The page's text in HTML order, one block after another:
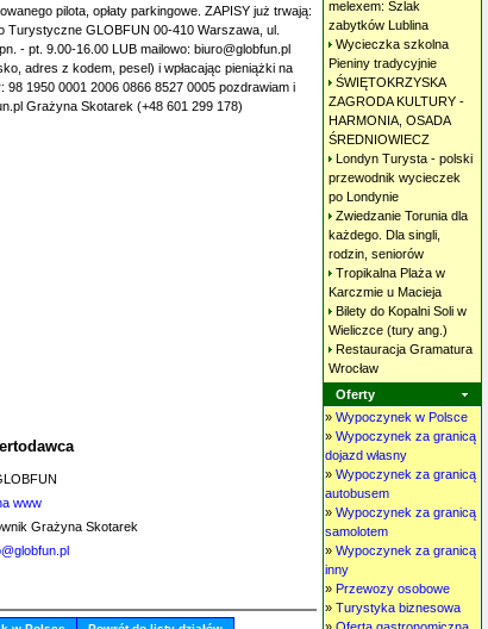
pilota, opłaty parkingowe. ZAPISY już trwają:
Turystyczne GLOBFUN 00-410 Warszawa, ul.
- pt. 9.00-16.00 LUB mailowo: biuro@globfun.pl
adres z kodem, pesel) i wpłacając pieniążki na
98 1950 0001 2006 0866 8527 0005 pozdrawiam i
Grażyna Skotarek (+48 601 299 178)
www
Grażyna Skotarek
melexem: Szlak
zabytków Lublina
Wycieczka szkolna
Pieniny tradycyjnie
ŚWIĘTOKRZYSKA
ZAGRODA KULTURY -
HARMONIA, OSADA
ŚREDNIOWIECZ
Londyn Turysta - polski
przewodnik wycieczek
po Londynie
Zwiedzanie Torunia dla
każdego. Dla singli,
rodzin, seniorów
Tropikalna Plaża w
Karczmie u Macieja
Bilety do Kopalni Soli w
Wieliczce (tury ang.)
Restauracja Gramatura
Wrocław
Oferty
» Wypoczynek w Polsce
» Wypoczynek za granicą
dojazd własny
» Wypoczynek za granicą
autobusem
» Wypoczynek za granicą
samolotem
» Wypoczynek za granicą
inny
» Przewozy osobowe
» Turystyka biznesowa